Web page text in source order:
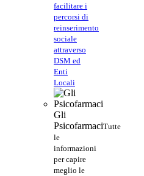
facilitare i
percorsi di
reinserimento
sociale
attraverso
DSM ed
Enti
Locali
Gli
PsicofarmaciTutte
le
informazioni
per capire
meglio le